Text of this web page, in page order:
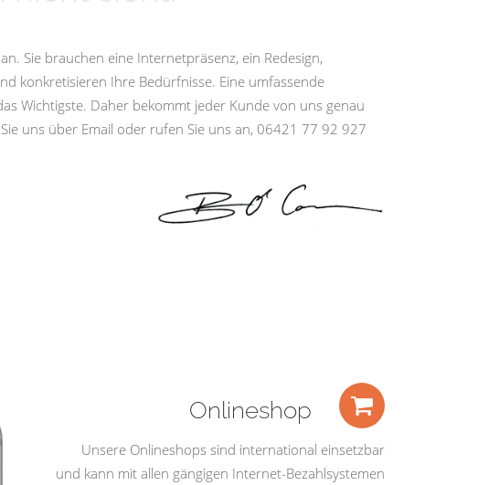
Sie brauchen eine Internetpräsenz, ein Redesign,
konkretisieren Ihre Bedürfnisse. Eine umfassende
Wichtigste. Daher bekommt jeder Kunde von uns genau
uns über Email oder rufen Sie uns an, 06421 77 92 927
Onlineshop
Unsere Onlineshops sind international einsetzbar
und kann mit allen gängigen Internet-Bezahlsystemen